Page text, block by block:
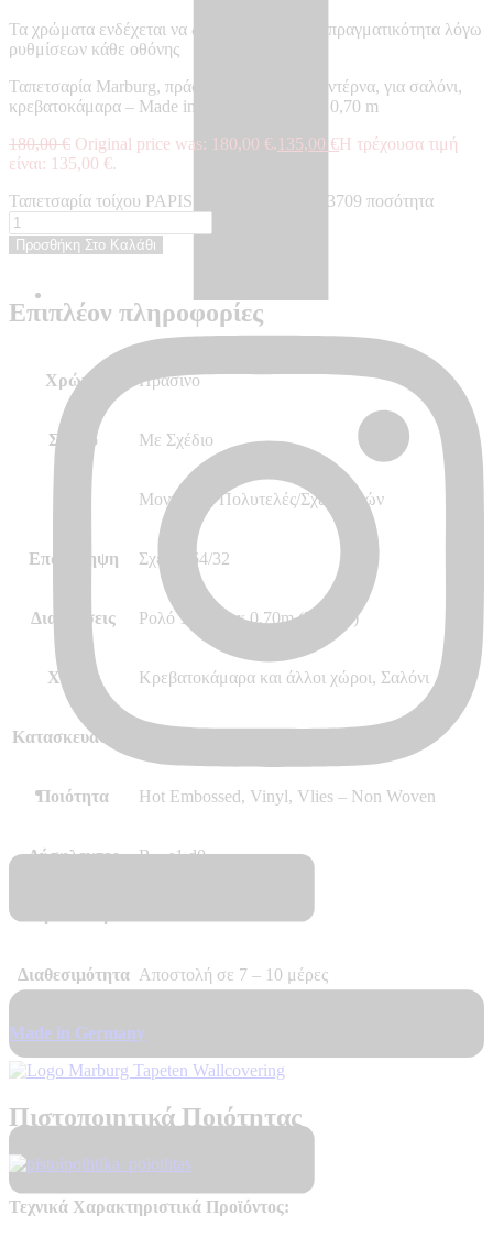
Τα χρώματα ενδέχεται να διαφέρουν από την πραγματικότητα λόγω
ρυθμίσεων κάθε οθόνης
Ταπετσαρία Marburg, πράσινη, με σχέδιο, μοντέρνα, για σαλόνι,
κρεβατοκάμαρα – Made in Germany, 10,05 x 0,70 m
180,00€ Original price was: 180,00 €. 135,00 €Η τρέχουσα τιμή
είναι: 135,00 €.
Ταπετσαρία τοίχου PAPIS LOVEDAY - PL33709 ποσότητα
Προσθήκη Στο Καλάθι
Επιπλέον πληροφορίες
Χρώμα Πράσινο
Σχέδιο Με Σχέδιο
Μοντέρνο, Πολυτελές/Σχεδιαστών
Επανάληψη Σχέδιο 64/32
Διαστάσεις Ρολό 10.05m x 0.70m (7.03m²)
Χώρος Κρεβατοκάμαρα και άλλοι χώροι, Σαλόνι
Κατασκευαστής
Ποιότητα Hot Embossed, Vinyl, Vlies – Non Woven
Δύσφλεκτες B – s1 d0
Διαθεσιμότητα Αποστολή σε 7 – 10 μέρες
Made in Germany
Πιστοποιητικά Ποιότητας
Τεχνικά Χαρακτηριστικά Προϊόντος: